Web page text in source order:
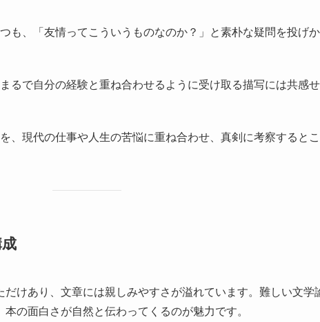
も、「友情ってこういうものなのか？」と素朴な疑問を投げ
るで自分の経験と重ね合わせるように受け取る描写には共感
、現代の仕事や人生の苦悩に重ね合わせ、真剣に考察すると
だけあり、文章には親しみやすさが溢れています。難しい文学
の面白さが自然と伝わってくるのが魅力です。